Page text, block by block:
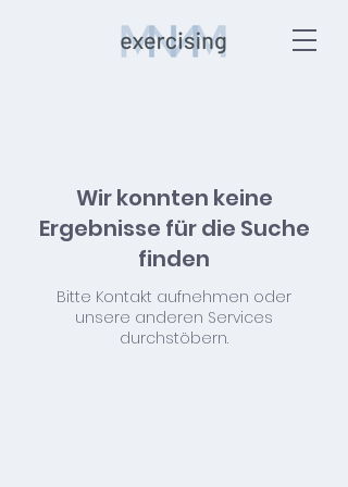
Wir konnten keine
Ergebnisse für die Suche
finden
Bitte Kontakt aufnehmen oder
unsere anderen Services
durchstöbern.